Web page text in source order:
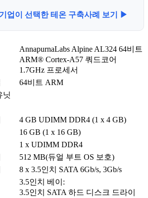
업이 선택한 테온 구축사례 보기 ▶
AnnapurnaLabs Alpine AL324 64비트
ARM® Cortex-A57 쿼드코어
1.7GHz 프로세서
64비트 ARM
닛
4 GB UDIMM DDR4 (1 x 4 GB)
16 GB (1 x 16 GB)
1 x UDIMM DDR4
512 MB(듀얼 부트 OS 보호)
8 x 3.5인치 SATA 6Gb/s, 3Gb/s
3.5인치 베이:
3.5인치 SATA 하드 디스크 드라이